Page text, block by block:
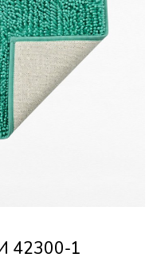
42300-1